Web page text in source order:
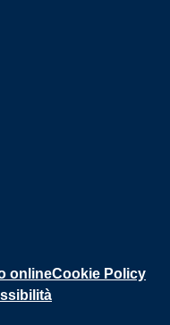
onlineCookie Policy